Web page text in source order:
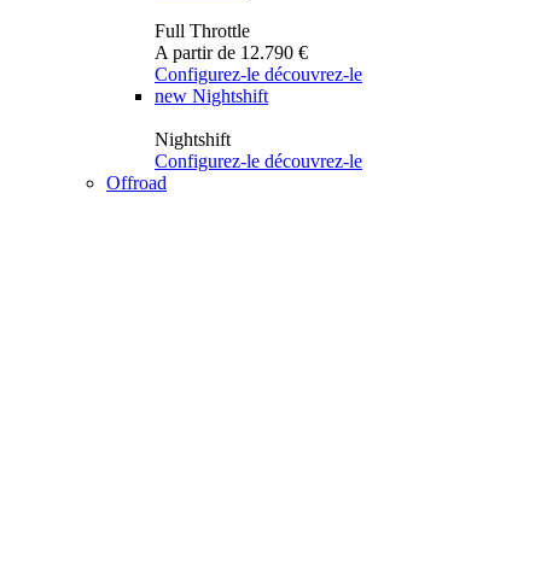
Full Throttle
A partir de 12.790 €
Configurez-le découvrez-le
new Nightshift
Nightshift
Configurez-le découvrez-le
Offroad